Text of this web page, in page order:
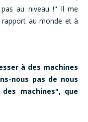
au niveau !" Il me
au monde et à
à des machines
nous pas de nous
machines", que